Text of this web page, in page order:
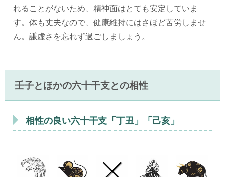
れることがないため、精神面はとても安定していま
す。体も丈夫なので、健康維持にはさほど苦労しませ
ん。謙虚さを忘れず過ごしましょう。
壬子とほかの六十干支との相性
相性の良い六十干支「丁丑」「己亥」